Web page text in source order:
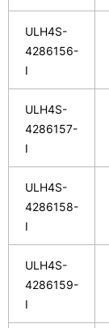
ULH4S-
4286156-
I
ULH4S-
4286157-
I
ULH4S-
4286158-
I
ULH4S-
4286159-
I